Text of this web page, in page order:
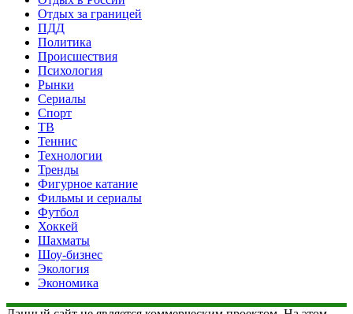
Отдых за границей
ПДД
Политика
Происшествия
Психология
Рынки
Сериалы
Спорт
ТВ
Теннис
Технологии
Тренды
Фигурное катание
Фильмы и сериалы
Футбол
Хоккей
Шахматы
Шоу-бизнес
Экология
Экономика